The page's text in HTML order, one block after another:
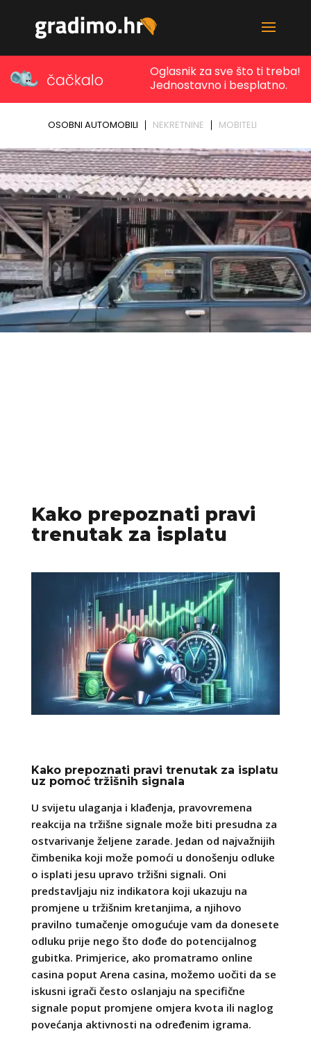
Kako prepoznati pravi
trenutak za isplatu
Kako prepoznati pravi trenutak za isplatu
uz pomoć tržišnih signala
U svijetu ulaganja i klađenja, pravovremena
reakcija na tržišne signale može biti presudna za
ostvarivanje željene zarade. Jedan od najvažnijih
čimbenika koji može pomoći u donošenju odluke
o isplati jesu upravo tržišni signali. Oni
predstavljaju niz indikatora koji ukazuju na
promjene u tržišnim kretanjima, a njihovo
pravilno tumačenje omogućuje vam da donesete
odluku prije nego što dođe do potencijalnog
gubitka. Primjerice, ako promatramo online
casina poput Arena casina, možemo uočiti da se
iskusni igrači često oslanjaju na specifične
signale poput promjene omjera kvota ili naglog
povećanja aktivnosti na određenim igrama.